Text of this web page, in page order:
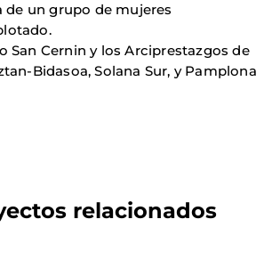
de un grupo de mujeres
San Cernin y los Arciprestazgos de
Bidasoa, Solana Sur, y Pamplona
relacionados